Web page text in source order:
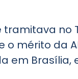
no
mérito da
em